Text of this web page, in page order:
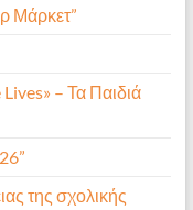
Μάρκετ”
– Τα Παιδιά
της σχολικής